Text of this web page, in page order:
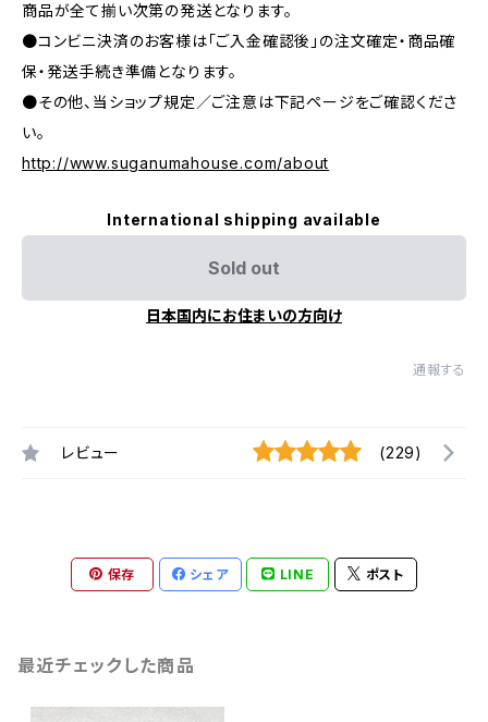
商品が全て揃い次第の発送となります。
●コンビニ決済のお客様は「ご入金確認後」の注文確定・商品確
保・発送手続き準備となります。
●その他、当ショップ規定／ご注意は下記ページをご確認くださ
い。
http://www.suganumahouse.com/about
International shipping available
Sold out
日本国内にお住まいの方向け
通報する
レビュー (229)
保存 シェア LINE ポスト
最近チェックした商品